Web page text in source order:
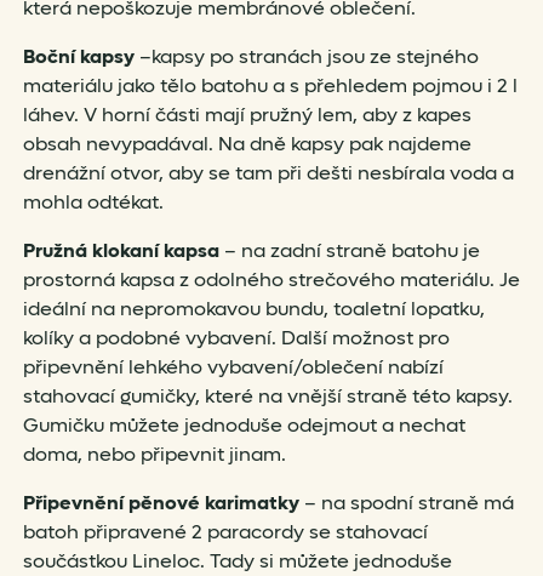
která nepoškozuje membránové oblečení.
Boční kapsy –kapsy po stranách jsou ze stejného
materiálu jako tělo batohu a s přehledem pojmou i 2 l
láhev. V horní části mají pružný lem, aby z kapes
obsah nevypadával. Na dně kapsy pak najdeme
drenážní otvor, aby se tam při dešti nesbírala voda a
mohla odtékat.
Pružná klokaní kapsa – na zadní straně batohu je
prostorná kapsa z odolného strečového materiálu. Je
ideální na nepromokavou bundu, toaletní lopatku,
kolíky a podobné vybavení. Další možnost pro
připevnění lehkého vybavení/oblečení nabízí
stahovací gumičky, které na vnější straně této kapsy.
Gumičku můžete jednoduše odejmout a nechat
doma, nebo připevnit jinam.
Připevnění pěnové karimatky – na spodní straně má
batoh připravené 2 paracordy se stahovací
součástkou Lineloc. Tady si můžete jednoduše